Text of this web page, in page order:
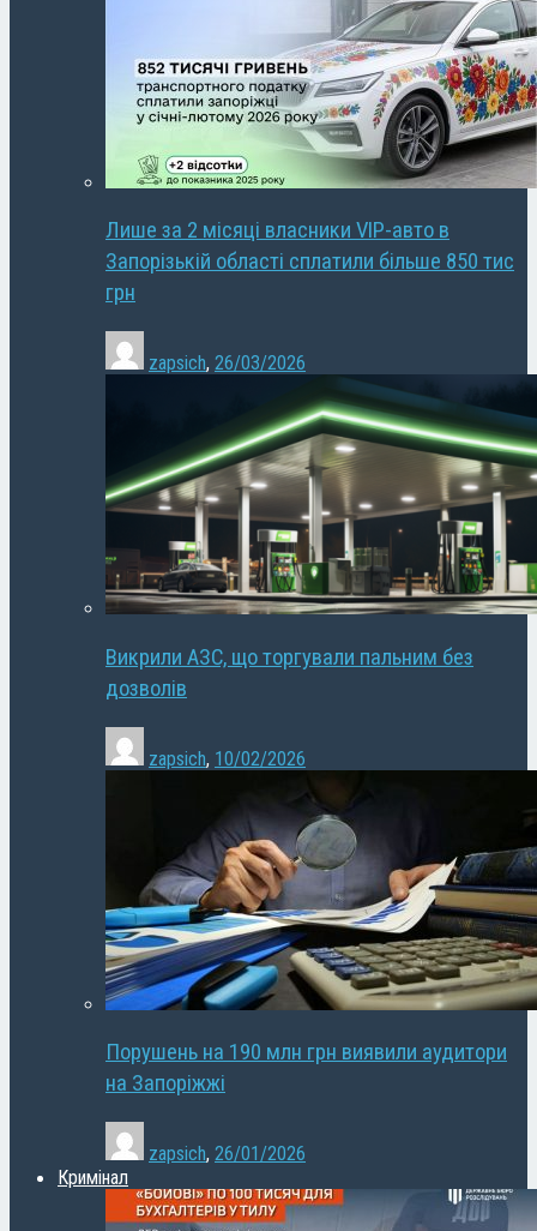
Лише за 2 місяці власники VIP-авто в
Запорізькій області сплатили більше 850 тис
грн
zapsich, 26/03/2026
Викрили АЗС, що торгували пальним без
дозволів
zapsich, 10/02/2026
Порушень на 190 млн грн виявили аудитори
на Запоріжжі
zapsich, 26/01/2026
Кримінал